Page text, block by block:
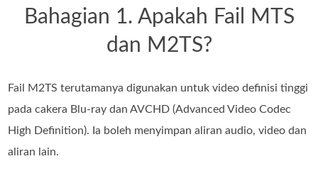
Bahagian 1. Apakah Fail MTS
dan M2TS?
Fail M2TS terutamanya digunakan untuk video definisi tinggi
pada cakera Blu-ray dan AVCHD (Advanced Video Codec
High Definition). Ia boleh menyimpan aliran audio, video dan
aliran lain.